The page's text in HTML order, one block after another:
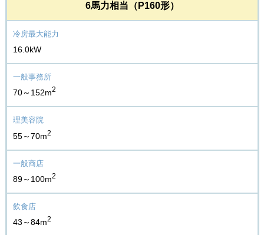
6馬力相当（P160形）
16.0kW
70～152m2
55～70m2
89～100m2
43～84m2